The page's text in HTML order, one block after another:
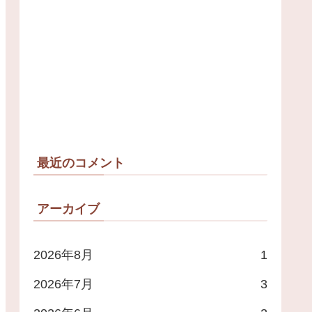
最近のコメント
アーカイブ
2026年8月 1
2026年7月 3